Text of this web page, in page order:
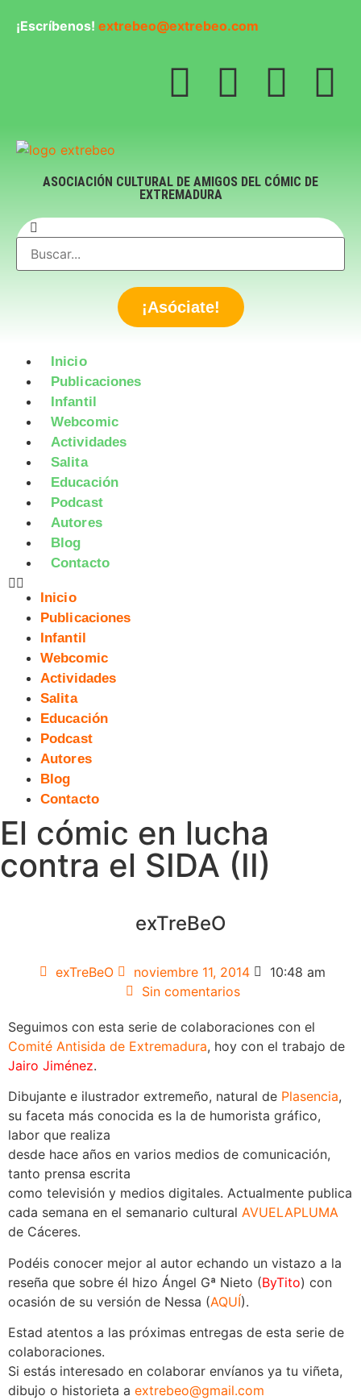
¡Escríbenos! extrebeo@extrebeo.com
ASOCIACIÓN CULTURAL DE AMIGOS DEL CÓMIC DE
EXTREMADURA
¡Asóciate!
Inicio
Publicaciones
Infantil
Webcomic
Actividades
Salita
Educación
Podcast
Autores
Blog
Contacto
Inicio
Publicaciones
Infantil
Webcomic
Actividades
Salita
Educación
Podcast
Autores
Blog
Contacto
El cómic en lucha
contra el SIDA (II)
exTreBeO
exTreBeO noviembre 11, 2014
10:48 am
Sin comentarios
Seguimos con esta serie de colaboraciones con el
Comité Antisida de Extremadura, hoy con el trabajo de
Jairo Jiménez.
Dibujante e ilustrador extremeño, natural de Plasencia,
su faceta más conocida es la de humorista gráfico,
labor que realiza
desde hace años en varios medios de comunicación,
tanto prensa escrita
como televisión y medios digitales. Actualmente publica
cada semana en el semanario cultural AVUELAPLUMA
de Cáceres.
Podéis conocer mejor al autor echando un vistazo a la
reseña que sobre él hizo Ángel Gª Nieto (ByTito) con
ocasión de su versión de Nessa (AQUÍ).
Estad atentos a las próximas entregas de esta serie de
colaboraciones.
Si estás interesado en colaborar envíanos ya tu viñeta,
dibujo o historieta a extrebeo@gmail.com